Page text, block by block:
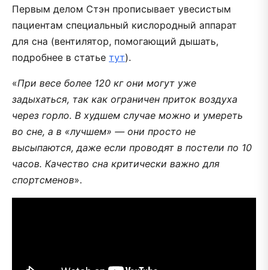
Первым делом Стэн прописывает увесистым
пациентам специальный кислородный аппарат
для сна (вентилятор, помогающий дышать,
подробнее в статье тут).
«При весе более 120 кг они могут уже
задыхаться, так как ограничен приток воздуха
через горло. В худшем случае можно и умереть
во сне, а в «лучшем» — они просто не
высыпаются, даже если проводят в постели по 10
часов. Качество сна критически важно для
спортсменов».